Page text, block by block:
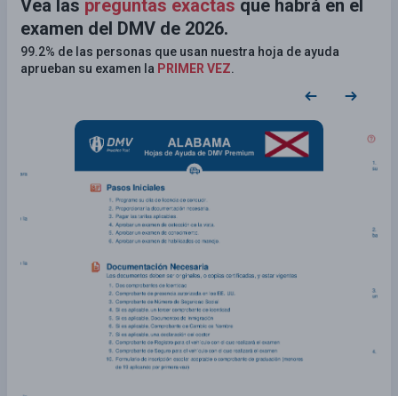
Vea las preguntas exactas que habrá en el
examen del DMV de 2026.
99.2% de las personas que usan nuestra hoja de ayuda
aprueban su examen la PRIMER VEZ.